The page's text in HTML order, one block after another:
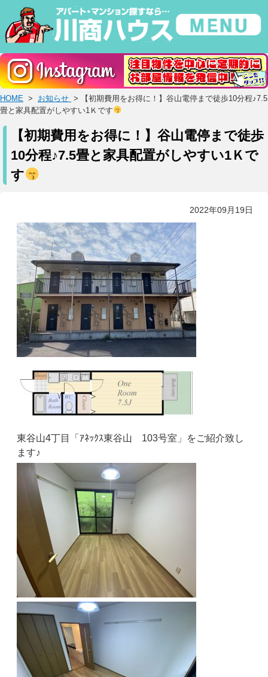
HOME > お知らせ > 【初期費用をお得に！】谷山電停まで徒歩10分程♪7.5
畳と家具配置がしやすい1Ｋです
【初期費用をお得に！】谷山電停まで徒歩
10分程♪7.5畳と家具配置がしやすい1Ｋで
す
2022年09月19日
東谷山4丁目「ｱﾈｯｸｽ東谷山 103号室」をご紹介致し
ます♪